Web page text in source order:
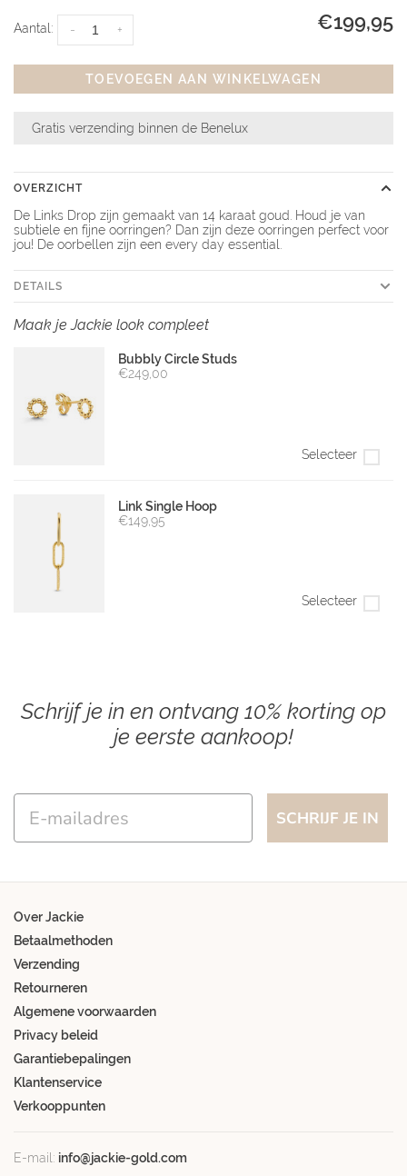
Aantal: +
- €199,95
TOEVOEGEN AAN WINKELWAGEN
Gratis verzending binnen de Benelux
OVERZICHT
De Links Drop zijn gemaakt van 14 karaat goud. Houd je van
subtiele en fijne oorringen? Dan zijn deze oorringen perfect voor
jou! De oorbellen zijn een every day essential.
DETAILS
Maak je Jackie look compleet
Bubbly Circle Studs
€249,00
Selecteer
Link Single Hoop
€149,95
Selecteer
Schrijf je in en ontvang 10% korting op
je eerste aankoop!
SCHRIJF JE IN
Over Jackie
Betaalmethoden
Verzending
Retourneren
Algemene voorwaarden
Privacy beleid
Garantiebepalingen
Klantenservice
Verkooppunten
E-mail: info@jackie-gold.com